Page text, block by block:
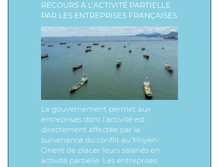
RECOURS À L’ACTIVITÉ PARTIELLE
PAR LES ENTREPRISES FRANÇAISES
Le gouvernement permet aux
entreprises dont l’activité est
directement affectée par la
survenance du conflit au Moyen-
Orient de placer leurs salariés en
activité partielle. Les entreprises